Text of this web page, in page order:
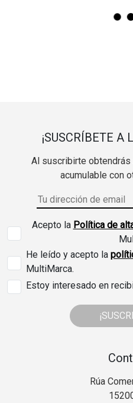
¡SUSCRÍBETE A
Al suscribirte obtendrás
acumulable con
Acepto la Política de
He leído y acepto la
MultiMarca.
Estoy interesado en
Rúa